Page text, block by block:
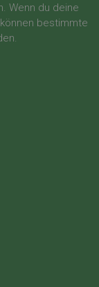
Wenn du deine
bestimmte